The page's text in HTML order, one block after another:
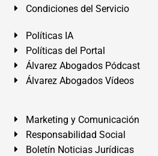
Condiciones del Servicio
Políticas IA
Políticas del Portal
Álvarez Abogados Pódcast
Álvarez Abogados Vídeos
Marketing y Comunicación
Responsabilidad Social
Boletín Noticias Jurídicas